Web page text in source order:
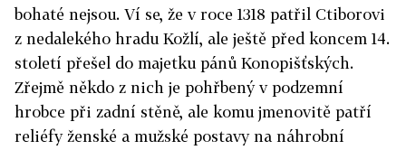
bohaté nejsou. Ví se, že v roce 1318 patřil Ctiborovi
z nedalekého hradu Kožlí, ale ještě před koncem 14.
století přešel do majetku pánů Konopišťských.
Zřejmě někdo z nich je pohřbený v podzemní
hrobce při zadní stěně, ale komu jmenovitě patří
reliéfy ženské a mužské postavy na náhrobní